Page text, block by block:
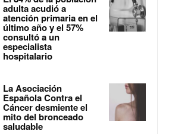
adulta acudió a
atención primaria en el
último año y el 57%
consultó a un
especialista
hospitalario
La Asociación
Española Contra el
Cáncer desmiente el
mito del bronceado
saludable